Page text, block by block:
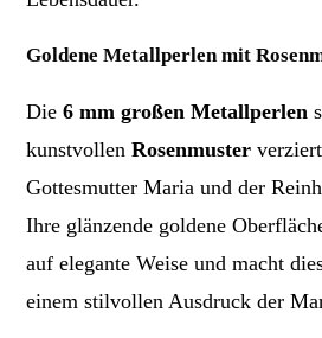
Goldene Metallperlen mit
Die6 mm großen Metallperlen
kunstvollenRosenmuster
Gottesmutter Maria und der
Ihre glänzende goldene
auf elegante Weise und macht
einem stilvollen Ausdruck der